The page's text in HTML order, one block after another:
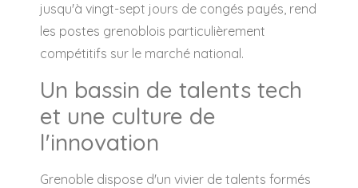
jusqu'à vingt-sept jours de congés payés, rend
les postes grenoblois particulièrement
compétitifs sur le marché national.
Un bassin de talents tech
et une culture de
l'innovation
Grenoble dispose d'un vivier de talents formés